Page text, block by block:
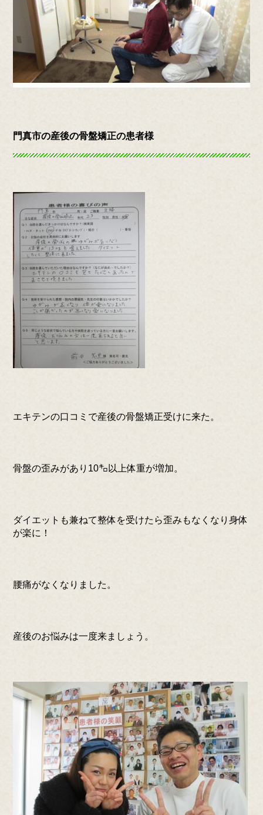
門真市の産後の骨盤矯正の患者様
エキテンの口コミで産後の骨盤矯正受けに来た。
骨盤の歪みがあり10㌔以上体重が増加。
ダイエットも兼ねて整体を受けたら歪みもなくなり身体
が楽に！
腰痛がなくなりました。
産後のお悩みは一度来ましょう。